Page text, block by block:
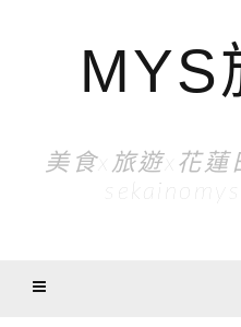
MYS
美食x旅遊x花